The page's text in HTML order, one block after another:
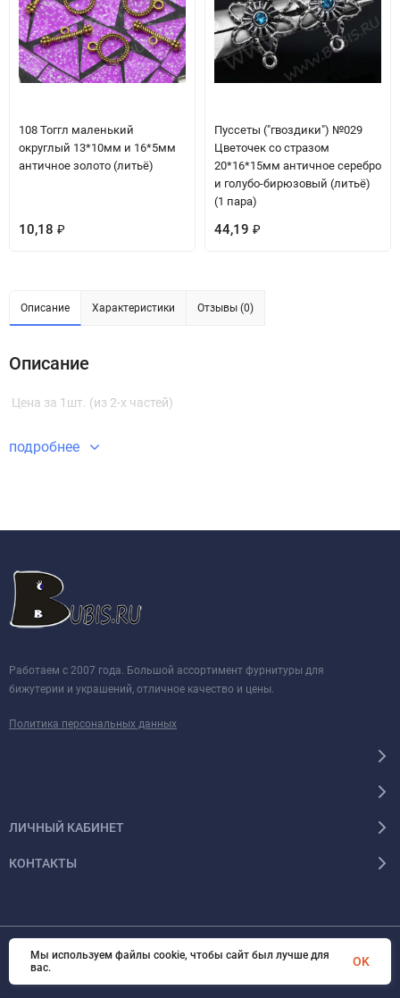
108 Тоггл маленький
округлый 13*10мм и 16*5мм
античное золото (литьё)
10,18 ₽
Пуссеты ("гвоздики") №029
Цветочек со стразом
20*16*15мм античное серебро
и голубо-бирюзовый (литьё)
(1 пара)
44,19 ₽
Описание Характеристики Отзывы (0)
Описание
Цена за 1шт. (из 2-х частей)
подробнее
Работаем с 2007 года. Большой ассортимент фурнитуры для
бижутерии и украшений, отличное качество и цены.
Политика персональных данных
ЛИЧНЫЙ КАБИНЕТ
КОНТАКТЫ
© 2026 BUBIS.RU Все права защищены
Мы используем файлы cookie, чтобы сайт был лучше для
вас.
OK